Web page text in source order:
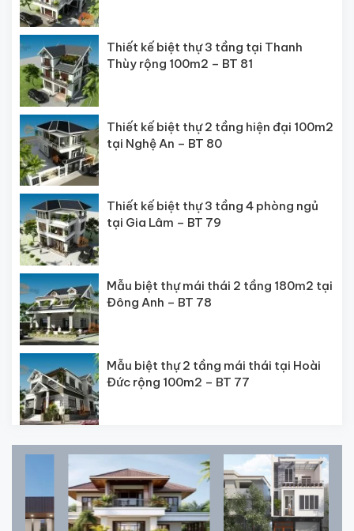
Thiết kế biệt thự 3 tầng tại Thanh
Thùy rộng 100m2 – BT 81
Thiết kế biệt thự 2 tầng hiện đại 100m2
tại Nghệ An – BT 80
Thiết kế biệt thự 3 tầng 4 phòng ngủ
tại Gia Lâm – BT 79
Mẫu biệt thự mái thái 2 tầng 180m2 tại
Đông Anh – BT 78
Mẫu biệt thự 2 tầng mái thái tại Hoài
Đức rộng 100m2 – BT 77